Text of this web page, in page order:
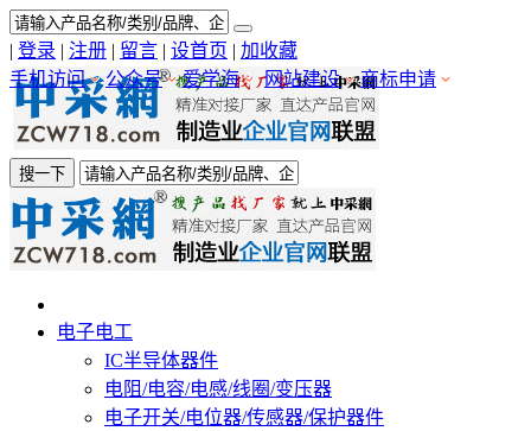
| 登录 | 注册 | 留言 | 设首页 | 加收藏
手机访问
公众号 爱学海 网站建设 商标申请
搜一下
电子电工
IC半导体器件
电阻/电容/电感/线圈/变压器
电子开关/电位器/传感器/保护器件